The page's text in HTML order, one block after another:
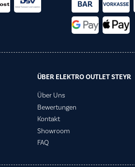
ÜBER ELEKTRO OUTLET STEYR
Über Uns
Bewertungen
Kontakt
Showroom
FAQ